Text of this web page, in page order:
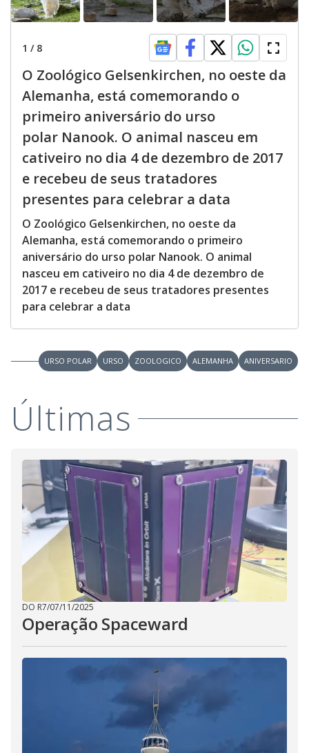
1 / 8
O Zoológico Gelsenkirchen, no oeste da
Alemanha, está comemorando o
primeiro aniversário do urso
polar Nanook. O animal nasceu em
cativeiro no dia 4 de dezembro de 2017
e recebeu de seus tratadores
presentes para celebrar a data
O Zoológico Gelsenkirchen, no oeste da
Alemanha, está comemorando o primeiro
aniversário do urso polar Nanook. O animal
nasceu em cativeiro no dia 4 de dezembro de
2017 e recebeu de seus tratadores presentes
para celebrar a data
URSO POLAR URSO ZOOLOGICO ALEMANHA ANIVERSARIO
Últimas
DO R7/07/11/2025
Operação Spaceward